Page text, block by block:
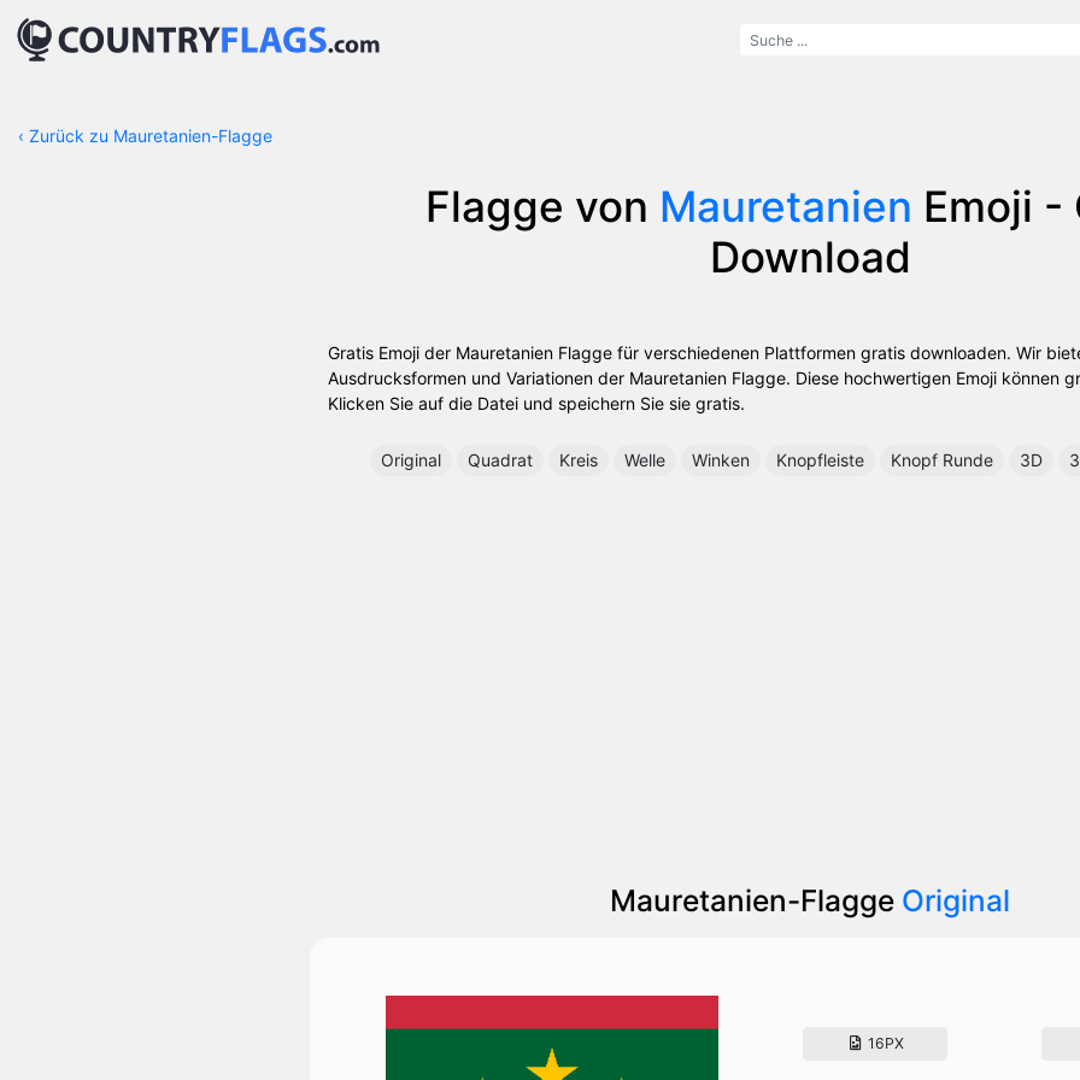
‹ Zurück zu Mauretanien-Flagge
Flagge von Mauretanien Emoji -
Download
Gratis Emoji der Mauretanien Flagge für verschiedenen Plattformen gratis downloaden. Wir
Ausdrucksformen und Variationen der Mauretanien Flagge. Diese hochwertigen Emoji können
Klicken Sie auf die Datei und speichern Sie sie gratis.
Original Quadrat Kreis Welle Winken Knopfleiste Knopf Runde 3D
Mauretanien-Flagge Original
16PX